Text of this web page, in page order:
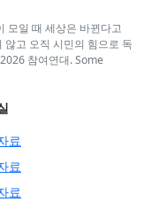
모일 때 세상은 바뀐다고
고 오직 시민의 힘으로 독
2026 참여연대. Some
료
료
료